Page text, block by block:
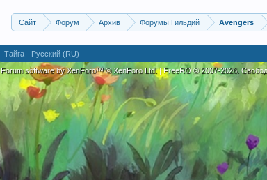
Сайт Форум Архив Форумы Гильдий Avengers
Тайга Русский (RU)
Forum software by XenForo™© XenForo Ltd.|FreeRO©2007-2026.